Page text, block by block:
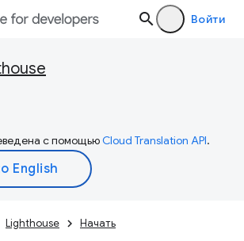
Войти
с помощьюCloud Translation API.
Lighthouse Начать